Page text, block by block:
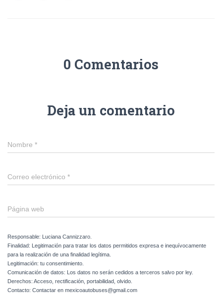
0 Comentarios
Deja un comentario
Nombre *
Correo electrónico *
Página web
Responsable: Luciana Cannizzaro.
Finalidad: Legitimación para tratar los datos permitidos expresa e inequívocamente
para la realización de una finalidad legítima.
Legitimación: tu consentimiento.
Comunicación de datos: Los datos no serán cedidos a terceros salvo por ley.
Derechos: Acceso, rectificación, portabilidad, olvido.
Contacto: Contactar en mexicoautobuses@gmail.com